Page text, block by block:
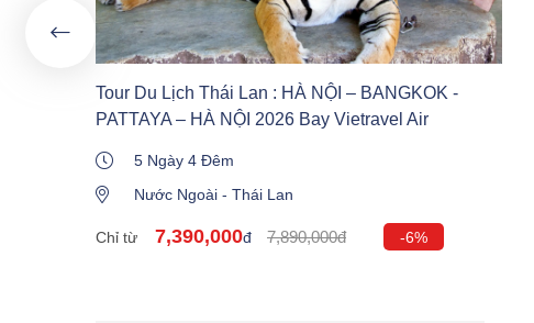
Tour Du Lịch Thái Lan : HÀ NỘI – BANGKOK -
PATTAYA – HÀ NỘI 2026 Bay Vietravel Air
5 Ngày 4 Đêm
Nước Ngoài - Thái Lan
Chỉ từ 7,390,000đ 7,890,000đ -6%